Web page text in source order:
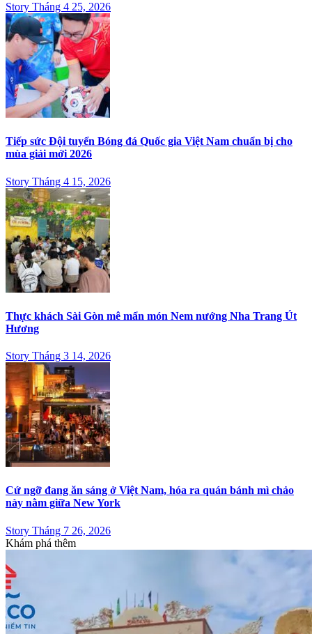
Story Tháng 4 25, 2026
Tiếp sức Đội tuyển Bóng đá Quốc gia Việt Nam chuẩn bị cho
mùa giải mới 2026
Story Tháng 4 15, 2026
Thực khách Sài Gòn mê mẩn món Nem nướng Nha Trang Út
Hương
Story Tháng 3 14, 2026
Cứ ngỡ đang ăn sáng ở Việt Nam, hóa ra quán bánh mì chảo
này nằm giữa New York
Story Tháng 7 26, 2026
Khám phá thêm